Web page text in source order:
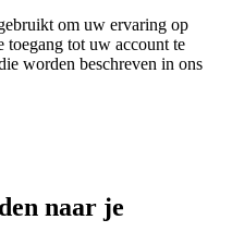
om uw ervaring op
toegang tot uw account te
worden beschreven in ons
naar je